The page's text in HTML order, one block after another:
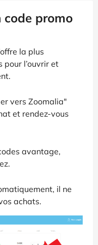
code promo
la plus
pour l’ouvrir et
vers Zoomalia"
et rendez-vous
avantage,
il ne
achats.